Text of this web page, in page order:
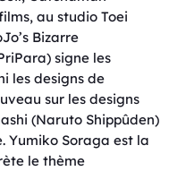
au studio Toei
Bizarre
signe les
les designs de
sur les designs
(Naruto Shippûden)
Yumiko Soraga est la
le thème